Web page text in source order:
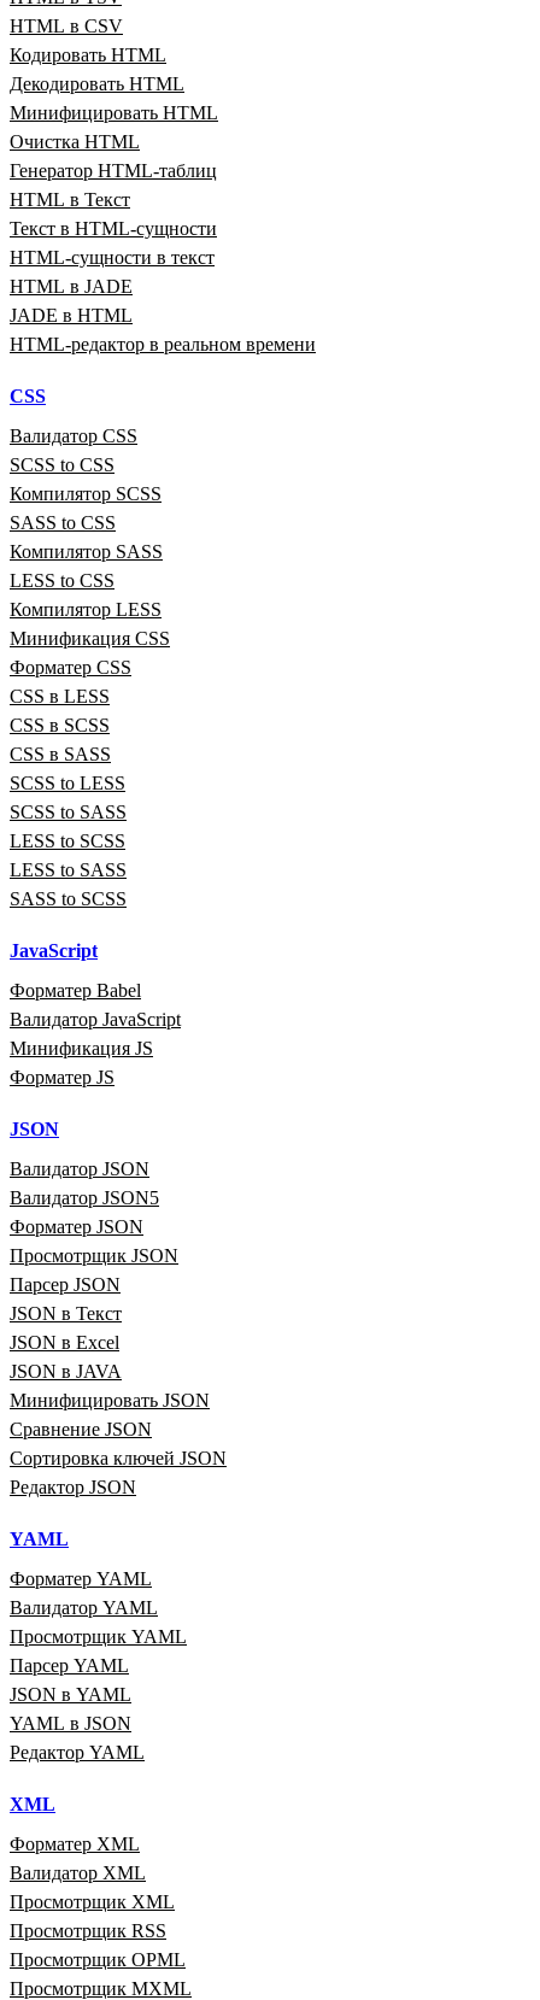
HTML в CSV
Кодировать HTML
Декодировать HTML
Минифицировать HTML
Очистка HTML
Генератор HTML‑таблиц
HTML в Текст
Текст в HTML‑сущности
HTML‑сущности в текст
HTML в JADE
JADE в HTML
HTML‑редактор в реальном времени
CSS
Валидатор CSS
SCSS to CSS
Компилятор SCSS
SASS to CSS
Компилятор SASS
LESS to CSS
Компилятор LESS
Минификация CSS
Форматер CSS
CSS в LESS
CSS в SCSS
CSS в SASS
SCSS to LESS
SCSS to SASS
LESS to SCSS
LESS to SASS
SASS to SCSS
JavaScript
Форматер Babel
Валидатор JavaScript
Минификация JS
Форматер JS
JSON
Валидатор JSON
Валидатор JSON5
Форматер JSON
Просмотрщик JSON
Парсер JSON
JSON в Текст
JSON в Excel
JSON в JAVA
Минифицировать JSON
Сравнение JSON
Сортировка ключей JSON
Редактор JSON
YAML
Форматер YAML
Валидатор YAML
Просмотрщик YAML
Парсер YAML
JSON в YAML
YAML в JSON
Редактор YAML
XML
Форматер XML
Валидатор XML
Просмотрщик XML
Просмотрщик RSS
Просмотрщик OPML
Просмотрщик MXML